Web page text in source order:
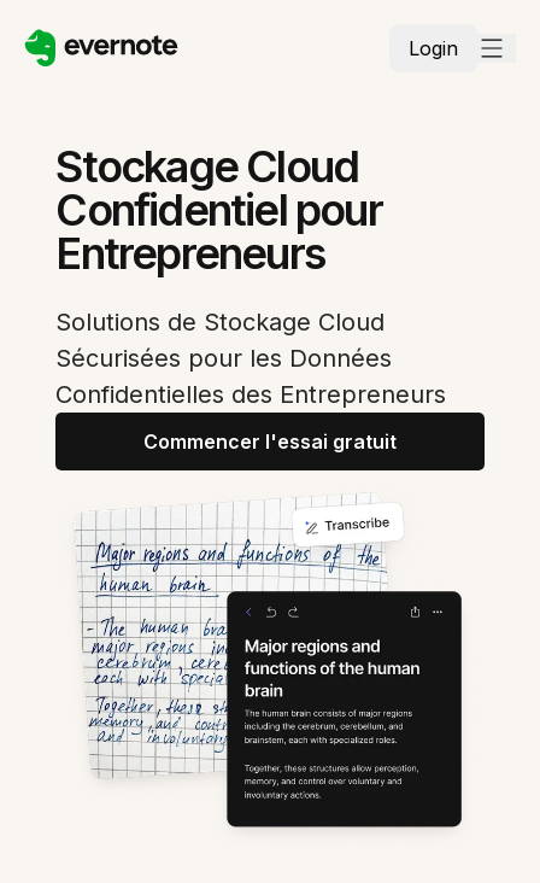
Login
Stockage Cloud
Confidentiel pour
Entrepreneurs
Solutions de Stockage Cloud
Sécurisées pour les Données
Confidentielles des Entrepreneurs
Commencer l'essai gratuit